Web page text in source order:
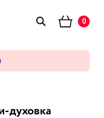
0
духовка